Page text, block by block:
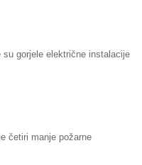
gorjele električne instalacije
četiri manje požarne